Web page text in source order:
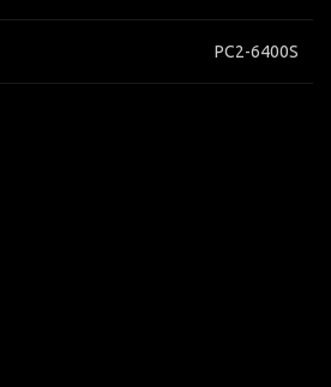
PC2-6400S